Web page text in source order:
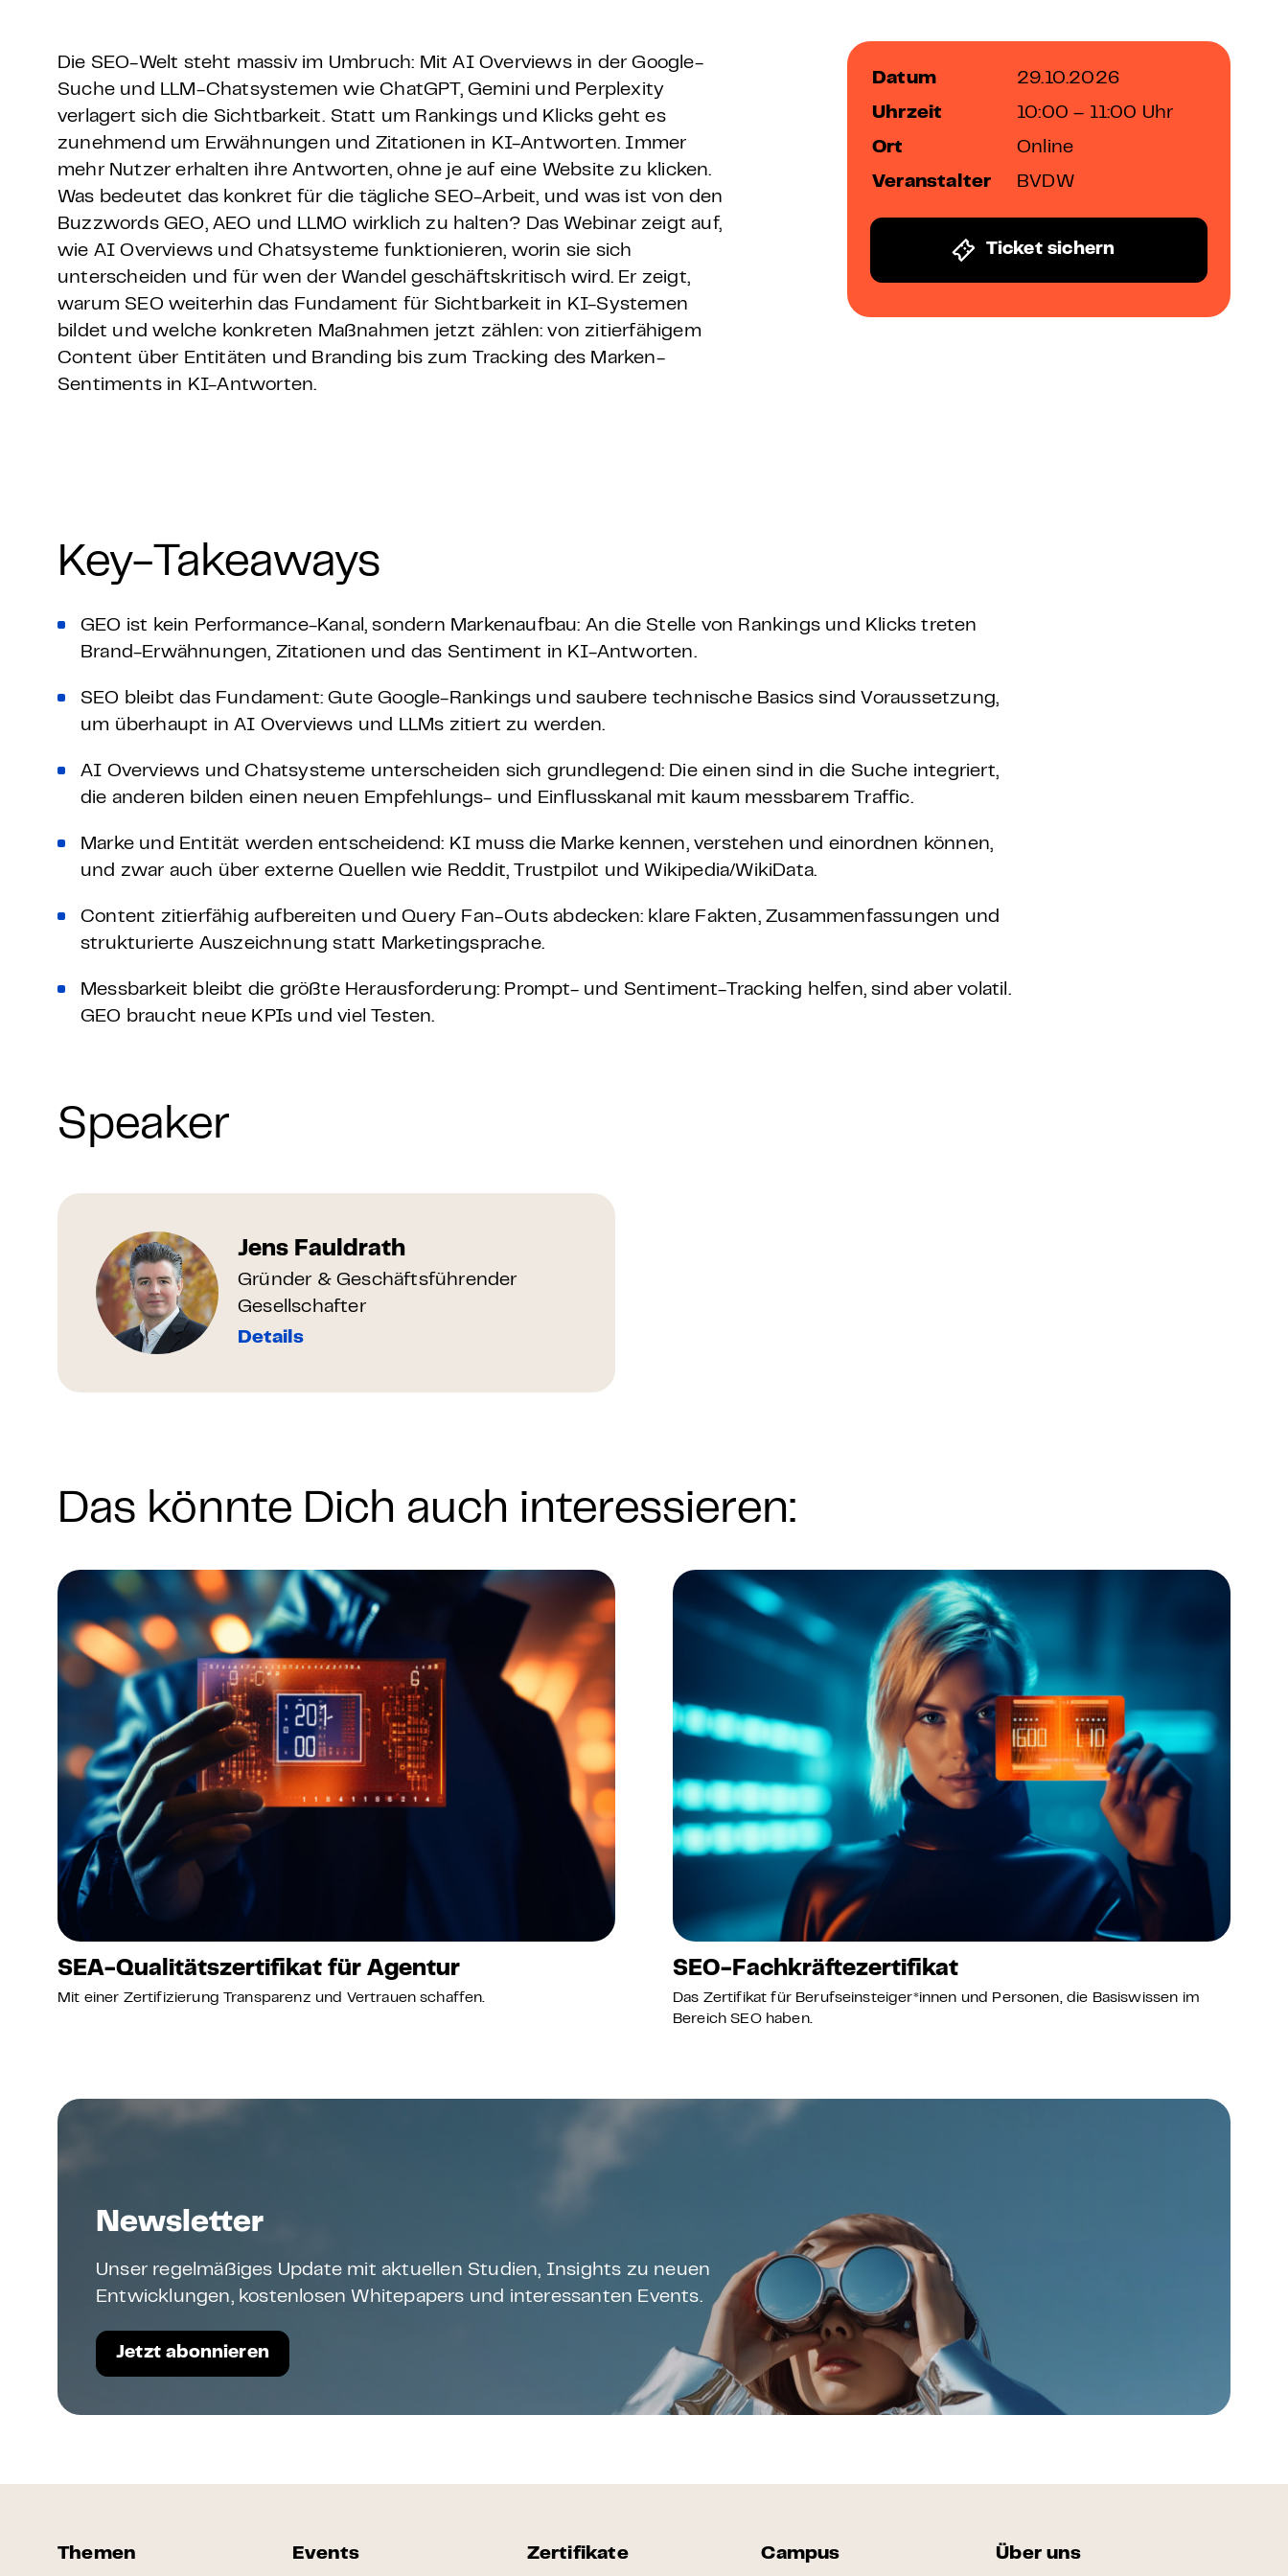
Weitere
Product Design Bootcamp
Product Management Bootcamp
Die SEO-Welt steht massiv im Umbruch: Mit AI Overviews in der Google-
Suche und LLM-Chatsystemen wie ChatGPT, Gemini und Perplexity
verlagert sich die Sichtbarkeit. Statt um Rankings und Klicks geht es
zunehmend um Erwähnungen und Zitationen in KI-Antworten. Immer
mehr Nutzer erhalten ihre Antworten, ohne je auf eine Website zu klicken.
Was bedeutet das konkret für die tägliche SEO-Arbeit, und was ist von den
Buzzwords GEO, AEO und LLMO wirklich zu halten? Das Webinar zeigt auf,
wie AI Overviews und Chatsysteme funktionieren, worin sie sich
unterscheiden und für wen der Wandel geschäftskritisch wird. Er zeigt,
warum SEO weiterhin das Fundament für Sichtbarkeit in KI-Systemen
bildet und welche konkreten Maßnahmen jetzt zählen: von zitierfähigem
Content über Entitäten und Branding bis zum Tracking des Marken-
Sentiments in KI-Antworten.
Datum 29.10.2026
Uhrzeit 10:00 – 11:00 Uhr
Ort Online
Veranstalter BVDW
Ticket sichern
Key-Takeaways
GEO ist kein Performance-Kanal, sondern Markenaufbau: An die Stelle von Rankings und Klicks treten
Brand-Erwähnungen, Zitationen und das Sentiment in KI-Antworten.
SEO bleibt das Fundament: Gute Google-Rankings und saubere technische Basics sind Voraussetzung,
um überhaupt in AI Overviews und LLMs zitiert zu werden.
AI Overviews und Chatsysteme unterscheiden sich grundlegend: Die einen sind in die Suche integriert,
die anderen bilden einen neuen Empfehlungs- und Einflusskanal mit kaum messbarem Traffic.
Marke und Entität werden entscheidend: KI muss die Marke kennen, verstehen und einordnen können,
und zwar auch über externe Quellen wie Reddit, Trustpilot und Wikipedia/WikiData.
Content zitierfähig aufbereiten und Query Fan-Outs abdecken: klare Fakten, Zusammenfassungen und
strukturierte Auszeichnung statt Marketingsprache.
Messbarkeit bleibt die größte Herausforderung: Prompt- und Sentiment-Tracking helfen, sind aber volatil.
GEO braucht neue KPIs und viel Testen.
Speaker
Jens Fauldrath
Gründer & Geschäftsführender
Gesellschafter
Details
Das könnte Dich auch interessieren:
SEA-Qualitätszertifikat für Agentur
Mit einer Zertifizierung Transparenz und Vertrauen schaffen.
SEO-Fachkräftezertifikat
Das Zertifikat für Berufseinsteiger*innen und Personen, die Basiswissen im
Bereich SEO haben.
Newsletter
Unser regelmäßiges Update mit aktuellen Studien, Insights zu neuen
Entwicklungen, kostenlosen Whitepapers und interessanten Events.
Jetzt abonnieren
Themen Events Zertifikate Campus Über uns